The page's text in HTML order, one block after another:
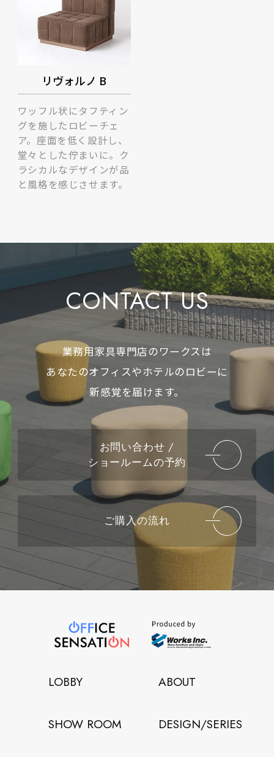
リヴォルノ B
ワッフル状にタフティン
グを施したロビーチェ
ア。座面を低く設計し、
堂々とした佇まいに。ク
ラシカルなデザインが品
と風格を感じさせます。
CONTACT US
業務用家具専門店のワークスは
あなたのオフィスやホテルのロビーに
新感覚を届けます。
お問い合わせ /
ショールームの予約
ご購入の流れ
LOBBY ABOUT
SHOW ROOM DESIGN/SERIES